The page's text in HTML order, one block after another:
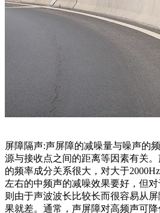
屏障隔声:声屏障的减噪量与噪声的
源与接收点之间的距离等因素有关
的频率成分关系很大，对大于
左右的中频声的减噪效果要好，但对
则由于声波波长比较长而很容易从
果就差。通常，声屏障对高频声可